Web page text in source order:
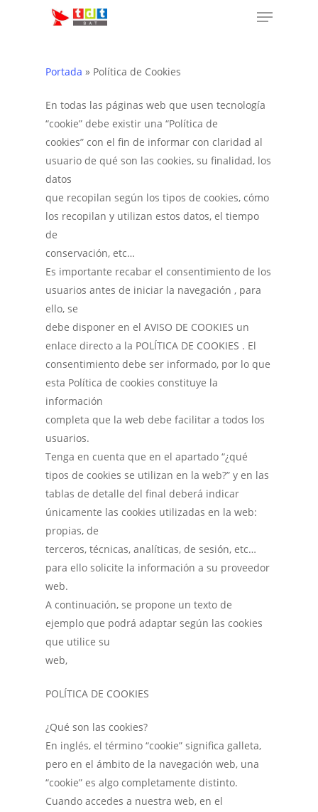
Menu
Portada » Política de Cookies
En todas las páginas web que usen tecnología
“cookie” debe existir una “Política de
cookies” con el fin de informar con claridad al
usuario de qué son las cookies, su finalidad, los
datos
que recopilan según los tipos de cookies, cómo
los recopilan y utilizan estos datos, el tiempo
de
conservación, etc…
Es importante recabar el consentimiento de los
usuarios antes de iniciar la navegación , para
ello, se
debe disponer en el AVISO DE COOKIES un
enlace directo a la POLÍTICA DE COOKIES . El
consentimiento debe ser informado, por lo que
esta Política de cookies constituye la
información
completa que la web debe facilitar a todos los
usuarios.
Tenga en cuenta que en el apartado “¿qué
tipos de cookies se utilizan en la web?” y en las
tablas de detalle del final deberá indicar
únicamente las cookies utilizadas en la web:
propias, de
terceros, técnicas, analíticas, de sesión, etc…
para ello solicite la información a su proveedor
web.
A continuación, se propone un texto de
ejemplo que podrá adaptar según las cookies
que utilice su
web,
POLÍTICA DE COOKIES
¿Qué son las cookies?
En inglés, el término “cookie” significa galleta,
pero en el ámbito de la navegación web, una
“cookie” es algo completamente distinto.
Cuando accedes a nuestra web, en el